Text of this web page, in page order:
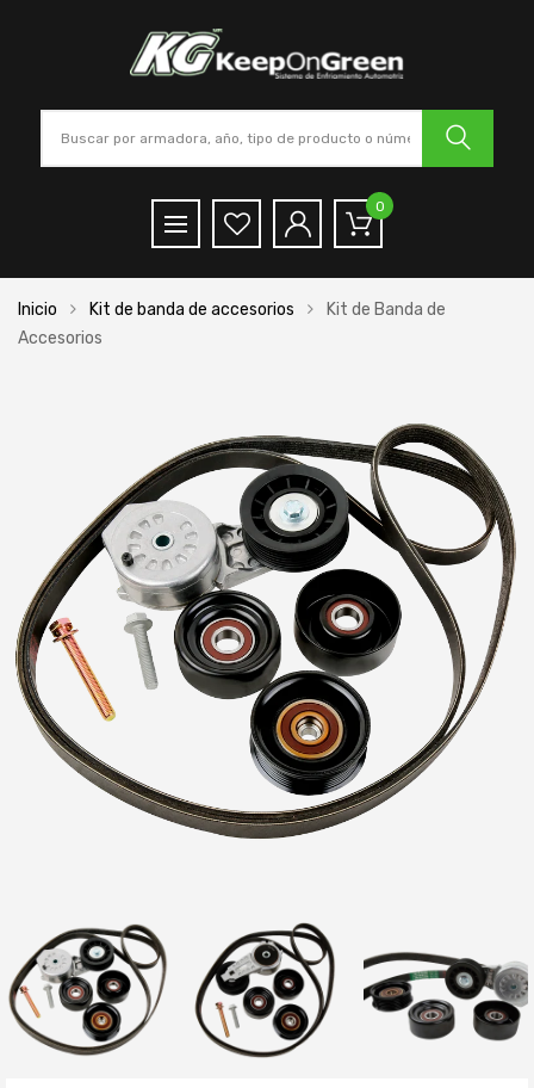
0
Inicio Kit de banda de accesorios
Kit de Banda de
Accesorios